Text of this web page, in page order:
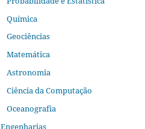
Química
Geociências
Matemática
Astronomia
Ciência da Computação
Oceanografia
Engenharias